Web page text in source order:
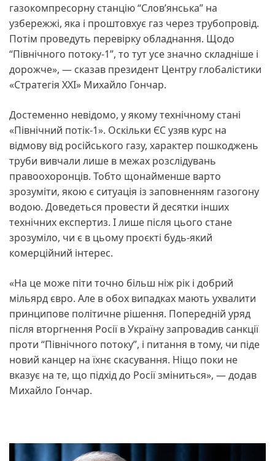
газокомпресорну станцію “Слов’янська” на
узбережжі, яка і проштовхує газ через трубопровід.
Потім проведуть перевірку обладнання. Щодо
“Північного потоку-1”, то тут усе значно складніше і
дорожче», — сказав президент Центру глобалістики
«Стратегія ХХІ» Михайло Гончар.
Достеменно невідомо, у якому технічному стані
«Північний потік-1». Оскільки ЄС узяв курс на
відмову від російського газу, характер пошкоджень
труби вивчали лише в межах розслідувань
правоохоронців. Тобто щонайменше варто
зрозуміти, якою є ситуація із заповненням газогону
водою. Доведеться провести й десятки інших
технічних експертиз. І лише після цього стане
зрозуміло, чи є в цьому проєкті будь-який
комерційний інтерес.
«На це може піти точно більш ніж рік і добрий
мільярд євро. Але в обох випадках мають ухвалити
принципове політичне рішення. Попередній уряд
після вторгнення Росії в Україну запровадив санкції
проти “Північного потоку”, і питання в тому, чи піде
новий канцер на їхнє скасування. Ніщо поки не
вказує на те, що підхід до Росії зміниться», — додав
Михайло Гончар.